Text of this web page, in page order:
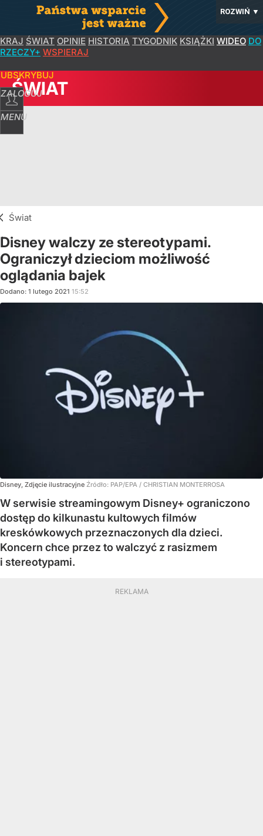
ROZWIŃ ▼
KRAJ ŚWIAT OPINIE HISTORIA TYGODNIK KSIĄŻKI WIDEO DO
RZECZY+ WSPIERAJ
ZALOGUJ
MENU
ŚWIAT
Świat
Disney walczy ze stereotypami.
Ograniczył dzieciom możliwość
oglądania bajek
Dodano: 1 lutego 2021 15:52
Disney, Zdjęcie ilustracyjne Źródło: PAP/EPA / CHRISTIAN MONTERROSA
W serwisie streamingowym Disney+ ograniczono
dostęp do kilkunastu kultowych filmów
kreskówkowych przeznaczonych dla dzieci.
Koncern chce przez to walczyć z rasizmem
i stereotypami.